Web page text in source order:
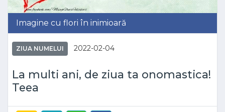
Imagine cu flori în inimioară
ZIUA NUMELUI 2022-02-04
La multi ani, de ziua ta onomastica!
Teea